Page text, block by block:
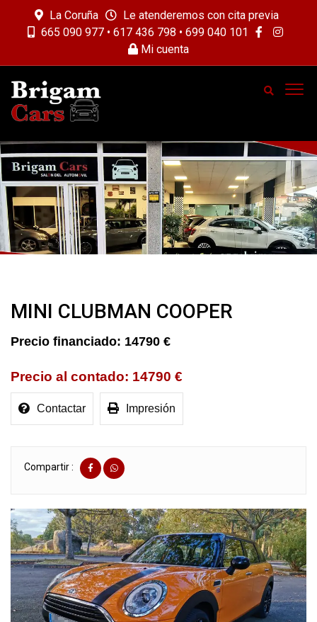
La Coruña
Le atenderemos con cita previa
665 090 977 • 617 436 798 • 699 040 101
Mi cuenta
MINI CLUBMAN COOPER
14790 €
14790 €
Contactar Impresión
Compartir :